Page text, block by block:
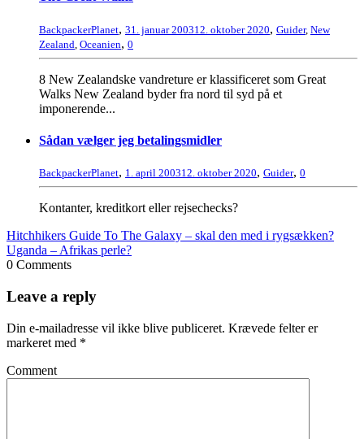
BackpackerPlanet, 31. januar 200312. oktober 2020, Guider, New
Zealand Oceanien, 0
8 New Zealandske vandreture er klassificeret som Great
Walks New Zealand byder fra nord til syd på et
imponerende...
Sådan vælger jeg betalingsmidler
BackpackerPlanet, 1. april 200312. oktober 2020, Guider, 0
Kontanter, kreditkort eller rejsechecks?
Hitchhikers Guide To The Galaxy – skal den med i rygsækken?
Uganda – Afrikas perle?
0 Comments
Leave a reply
Din e-mailadresse vil ikke blive publiceret. Krævede felter er
markeret med *
Comment